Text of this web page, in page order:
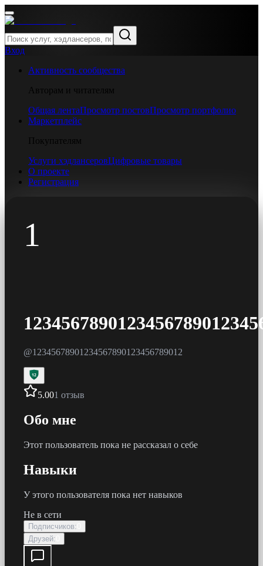
Вход
Активность сообщества
Авторам и читателям
Общая лентаПросмотр постовПросмотр портфолио
Маркетплейс
Покупателям
Услуги хэдлансеровЦифровые товары
О проекте
Регистрация
1
@12345678901234567890123456789012
12
5.001 отзыв
Обо мне
Этот пользователь пока не рассказал о себе
Навыки
У этого пользователя пока нет навыков
Не в сети
Подписчиков:
Друзей: